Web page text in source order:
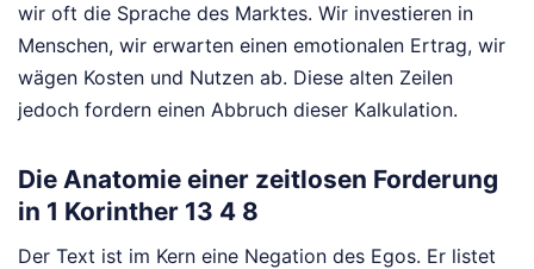
wir oft die Sprache des Marktes. Wir investieren in
Menschen, wir erwarten einen emotionalen Ertrag, wir
wägen Kosten und Nutzen ab. Diese alten Zeilen
jedoch fordern einen Abbruch dieser Kalkulation.
Die Anatomie einer zeitlosen Forderung
in 1 Korinther 13 4 8
Der Text ist im Kern eine Negation des Egos. Er listet